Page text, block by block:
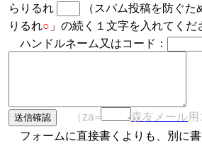
らりるれ
（スパム投稿を防ぐ
りるれ○ 」の続く１文字を入れてくだ
ハンドルネーム又はコード：
（za= 森友メール
フォームに直接書くよりも、別に